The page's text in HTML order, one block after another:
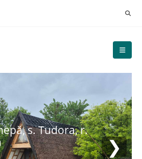
s. Tudora, r.
❯